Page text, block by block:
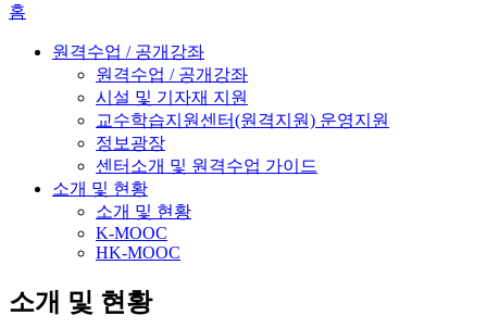
홈
원격수업 / 공개강좌
원격수업 / 공개강좌
시설 및 기자재 지원
교수학습지원센터(원격지원) 운영지원
정보광장
센터소개 및 원격수업 가이드
소개 및 현황
소개 및 현황
K-MOOC
HK-MOOC
소개 및 현황